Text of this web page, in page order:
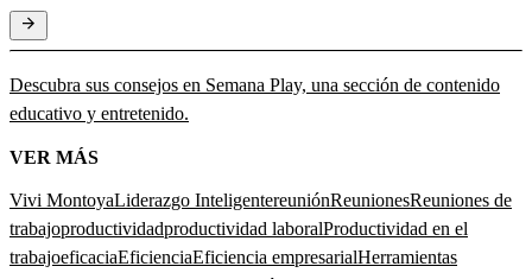
Descubra sus consejos en Semana Play, una sección de contenido
educativo y entretenido.
VER MÁS
Vivi MontoyaLiderazgo InteligentereuniónReunionesReuniones de
trabajoproductividadproductividad laboralProductividad en el
trabajoeficaciaEficienciaEficiencia empresarialHerramientas